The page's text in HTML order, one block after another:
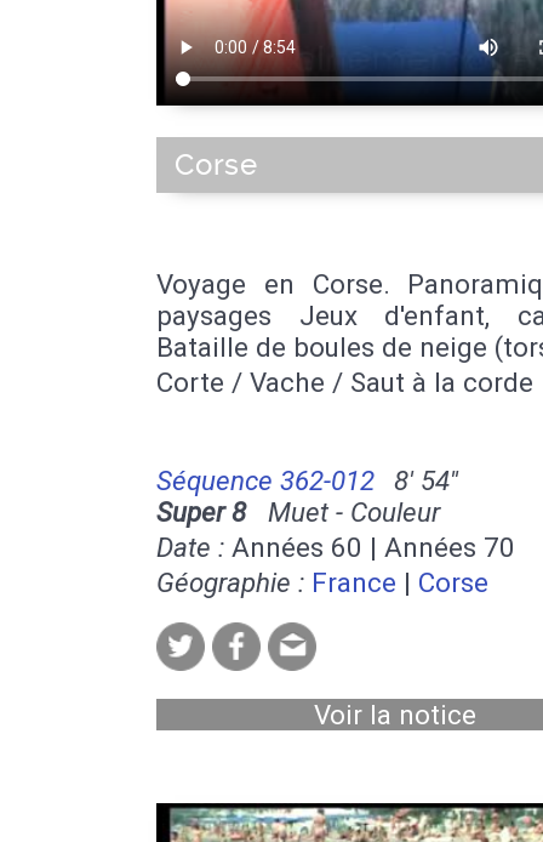
Corse
Voyage en Corse.
paysages Jeux d'enfant,
Bataille de boules de neige
Corte / Vache / Saut à la corde
Séquence 362-012
8' 54''
Super 8Muet - Couleur
Date : Années 60 | Années 70
Géographie : France | Corse
Voir la notice